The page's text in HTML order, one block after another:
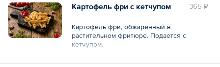
365 ₽
Картофель фри с кетчупом
Картофель фри, обжаренный в
растительном фритюре. Подается с
кетчупом.
Общий вес – 200 г